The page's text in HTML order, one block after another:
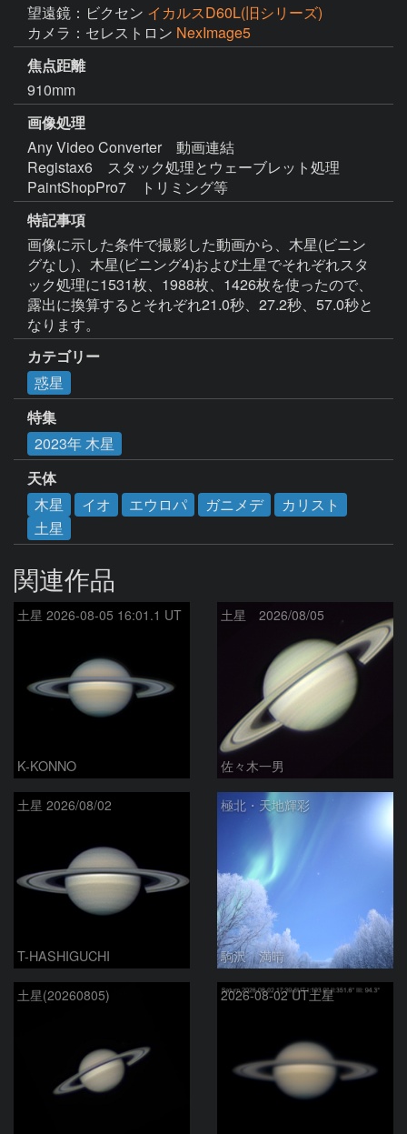
望遠鏡：ビクセン イカルスD60L(旧シリーズ)
カメラ：セレストロン NexImage5
焦点距離
910mm
画像処理
Any Video Converter　動画連結
Registax6　スタック処理とウェーブレット処理
PaintShopPro7　トリミング等
特記事項
画像に示した条件で撮影した動画から、木星(ビニン
グなし)、木星(ビニング4)および土星でそれぞれスタ
ック処理に1531枚、1988枚、1426枚を使ったので、
露出に換算するとそれぞれ21.0秒、27.2秒、57.0秒と
なります。
カテゴリー
惑星
特集
2023年 木星
天体
木星
イオ エウロパ ガニメデ
カリスト
土星
関連作品
土星 2026-08-05 16:01.1 UT
K-KONNO
土星 2026/08/05
佐々木一男
土星 2026/08/02
T-HASHIGUCHI
極北・天地輝彩
駒沢 満晴
土星(20260805) 2026-08-02 UT土星